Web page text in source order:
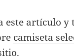
este artículo
camiseta